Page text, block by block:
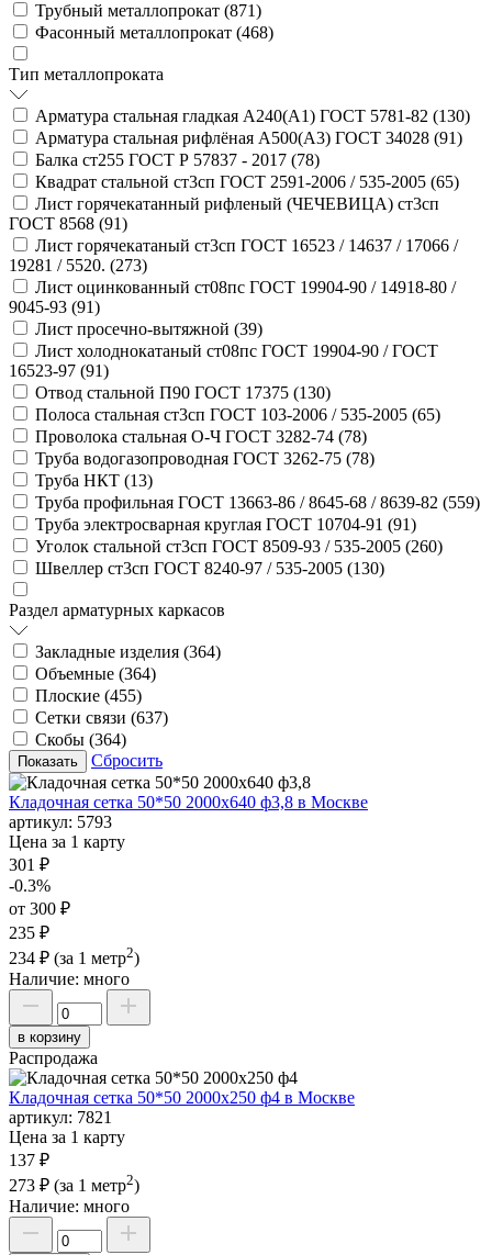
Трубный металлопрокат (871)
Фасонный металлопрокат (468)
Тип металлопроката
Арматура стальная гладкая А240(А1) ГОСТ 5781-82 (130)
Арматура стальная рифлёная А500(А3) ГОСТ 34028 (91)
Балка ст255 ГОСТ Р 57837 - 2017 (78)
Квадрат стальной ст3сп ГОСТ 2591-2006 / 535-2005 (65)
Лист горячекатанный рифленый (ЧЕЧЕВИЦА) ст3сп
ГОСТ 8568 (91)
Лист горячекатаный ст3сп ГОСТ 16523 / 14637 / 17066 /
19281 / 5520. (273)
Лист оцинкованный ст08пс ГОСТ 19904-90 / 14918-80 /
9045-93 (91)
Лист просечно-вытяжной (39)
Лист холоднокатаный ст08пс ГОСТ 19904-90 / ГОСТ
16523-97 (91)
Отвод стальной П90 ГОСТ 17375 (130)
Полоса стальная ст3сп ГОСТ 103-2006 / 535-2005 (65)
Проволока стальная О-Ч ГОСТ 3282-74 (78)
Труба водогазопроводная ГОСТ 3262-75 (78)
Труба НКТ (13)
Труба профильная ГОСТ 13663-86 / 8645-68 / 8639-82 (559)
Труба электросварная круглая ГОСТ 10704-91 (91)
Уголок стальной ст3сп ГОСТ 8509-93 / 535-2005 (260)
Швеллер ст3сп ГОСТ 8240-97 / 535-2005 (130)
Раздел арматурных каркасов
Закладные изделия (364)
Объемные (364)
Плоские (455)
Сетки связи (637)
Скобы (364)
Сбросить
Кладочная сетка 50*50 2000х640 ф3,8 в Москве
артикул: 5793
Цена за 1 карту
301 ₽
-0.3%
от 300 ₽
235 ₽
234 ₽ (за 1 метр2)
Наличие: много
в корзину
Распродажа
Кладочная сетка 50*50 2000х250 ф4 в Москве
артикул: 7821
Цена за 1 карту
137 ₽
273 ₽ (за 1 метр2)
Наличие: много